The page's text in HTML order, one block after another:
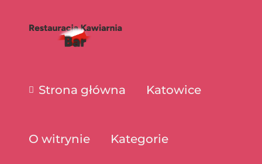
Strona główna Katowice
O witrynie Kategorie